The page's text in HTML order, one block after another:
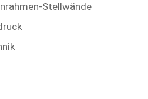
Stellwände